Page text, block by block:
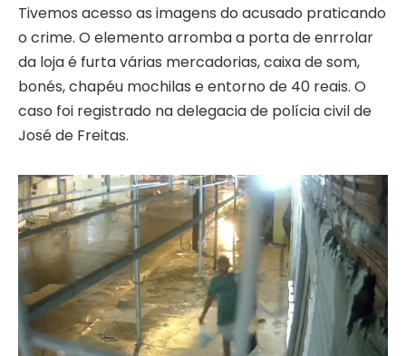
Tivemos acesso as imagens do acusado praticando
o crime. O elemento arromba a porta de enrrolar
da loja é furta várias mercadorias, caixa de som,
bonés, chapéu mochilas e entorno de 40 reais. O
caso foi registrado na delegacia de polícia civil de
José de Freitas.